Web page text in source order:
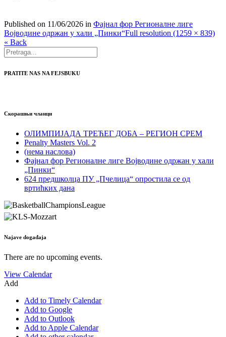
Published on 11/06/2026 in Фајнал фор Регионалне лиге
Војводине одржан у хали „Пинки“Full resolution (1259 × 839)
« Back
PRATITE NAS NA FEJSBUKU
Скорашњи чланци
ОЛИМПИЈАДА ТРЕЋЕГ ДОБА – РЕГИОН СРЕМ
Penalty Masters Vol. 2
(нема наслова)
Фајнал фор Регионалне лиге Војводине одржан у хали
„Пинки“
624 предшколца ПУ „Пчелица“ опростила се од
вртићких дана
Najave događaja
There are no upcoming events.
View Calendar
Add
Add to Timely Calendar
Add to Google
Add to Outlook
Add to Apple Calendar